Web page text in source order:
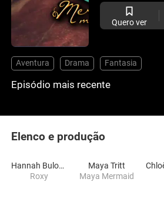
Quero ver
Aventura Drama Fantasia
Episódio mais recente
Elenco e produção
Hannah Bulosan
Roxy
Maya Tritt
Maya Mermaid